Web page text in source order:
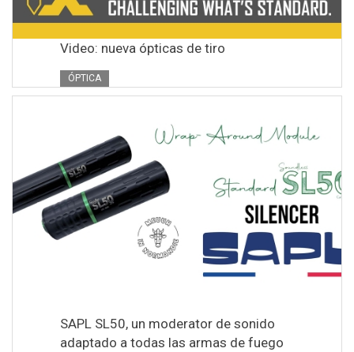
Video: nueva ópticas de tiro
ÓPTICA
SAPL SL50, un moderator de sonido
adaptado a todas las armas de fuego